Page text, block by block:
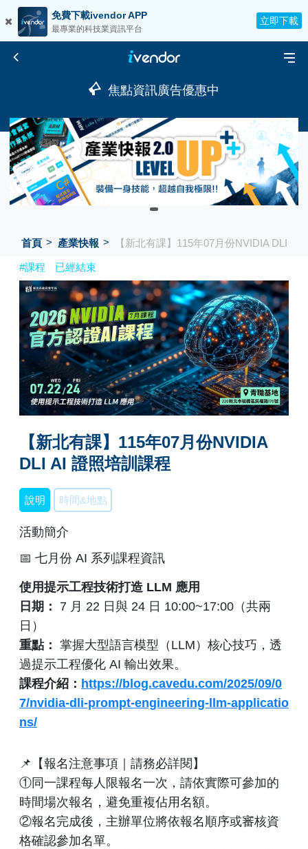
免費下載ivendor APP
最專業的科技業資訊平台
立即下載
焦點資訊廣告優惠中
首頁 產業快報 【新北有課】115年07月份NVIDIA DLI AI
#課程 已經結束
【新北有課】115年07月份NVIDIA
DLI AI 證照培訓課程
說明 時間&地點
活動簡介
📅 七月份 AI 系列課程資訊
使用提示工程技術打造 LLM 應用
日期：
7 月 22 日與 24 日 10:00~17:00（共兩
日）
重點： 掌握大型語言模型（LLM）核心技巧，透
過提示工程優化 AI 輸出效果。
課程介紹： https://blog.cavedu.com/2025/09/0
7/nvidia-dli-prompt-engineering-llm-applicatio
ns/
📌【報名注意事項｜請務必詳閱】
①同一課程每人限報名一次，請依實際可參加的
時間場次報名，避免重複佔用名額。
②報名完成後，主辦單位將依報名順序或審核資
格確認參加名單。